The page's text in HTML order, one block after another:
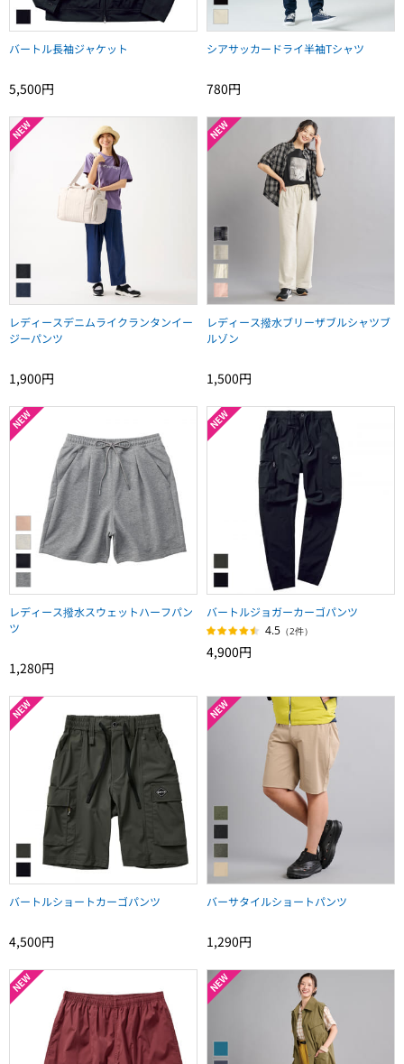
バートル長袖ジャケット
5,500円
シアサッカードライ半袖Tシャツ
780円
レディースデニムライクランタンイー
ジーパンツ
1,900円
レディース撥水ブリーザブルシャツブ
ルゾン
1,500円
レディース撥水スウェットハーフパン
ツ
1,280円
バートルジョガーカーゴパンツ
4.5 （2件）
4,900円
バートルショートカーゴパンツ
4,500円
バーサタイルショートパンツ
1,290円